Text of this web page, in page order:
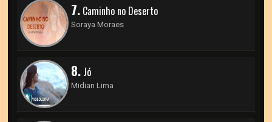
7. Caminho no Deserto
Soraya Moraes
8. Jó
Midian Lima